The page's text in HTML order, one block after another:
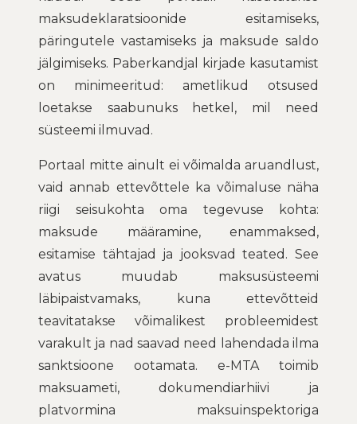
maksudeklaratsioonide esitamiseks,
päringutele vastamiseks ja maksude saldo
jälgimiseks. Paberkandjal kirjade kasutamist
on minimeeritud: ametlikud otsused
loetakse saabunuks hetkel, mil need
süsteemi ilmuvad.
Portaal mitte ainult ei võimalda aruandlust,
vaid annab ettevõttele ka võimaluse näha
riigi seisukohta oma tegevuse kohta:
maksude määramine, enammaksed,
esitamise tähtajad ja jooksvad teated. See
avatus muudab maksusüsteemi
läbipaistvamaks, kuna ettevõtteid
teavitatakse võimalikest probleemidest
varakult ja nad saavad need lahendada ilma
sanktsioone ootamata. e-MTA toimib
maksuameti, dokumendiarhiivi ja
platvormina maksuinspektoriga